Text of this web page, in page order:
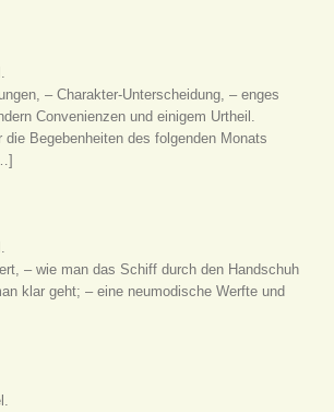
– Charakter-Unterscheidung, – enges
Convenienzen und einigem Urtheil.
die Begebenheiten des folgenden Monats
– wie man das Schiff durch den Handschuh
klar geht; – eine neumodische Werfte und